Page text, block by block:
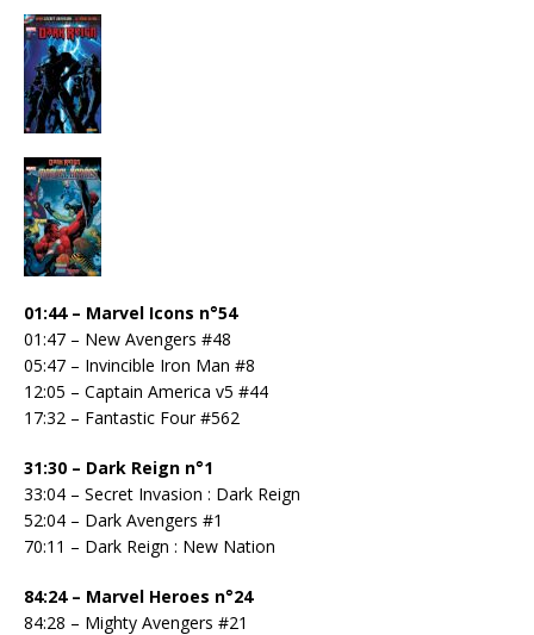
01:44 – Marvel Icons n°54
01:47 – New Avengers #48
05:47 – Invincible Iron Man #8
12:05 – Captain America v5 #44
17:32 – Fantastic Four #562
31:30 – Dark Reign n°1
33:04 – Secret Invasion : Dark Reign
52:04 – Dark Avengers #1
70:11 – Dark Reign : New Nation
84:24 – Marvel Heroes n°24
84:28 – Mighty Avengers #21